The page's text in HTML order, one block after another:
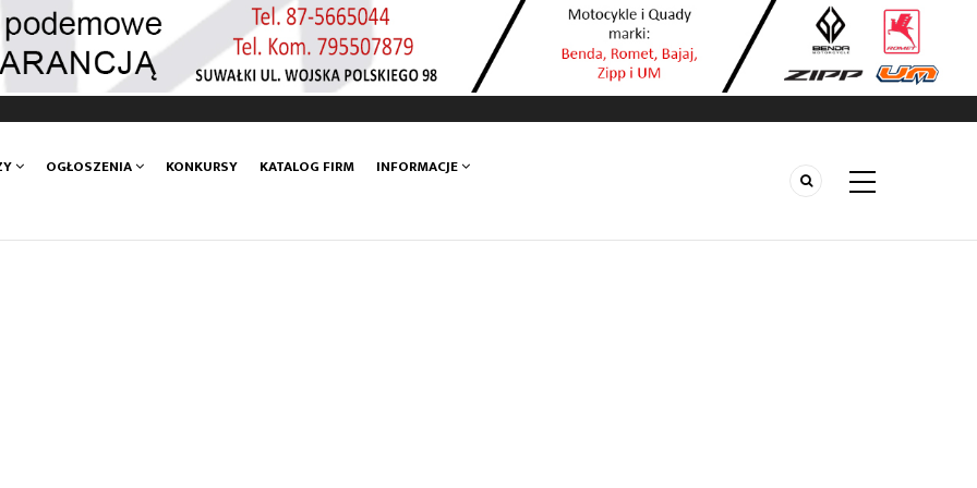
OGŁOSZENIA KONKURSY KATALOG FIRM INFORMACJE